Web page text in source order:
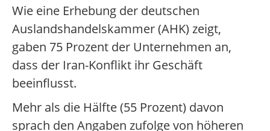
Wie eine Erhebung der deutschen
Auslandshandelskammer (AHK) zeigt,
gaben 75 Prozent der Unternehmen an,
dass der Iran-Konflikt ihr Geschäft
beeinflusst.
Mehr als die Hälfte (55 Prozent) davon
sprach den Angaben zufolge von höheren